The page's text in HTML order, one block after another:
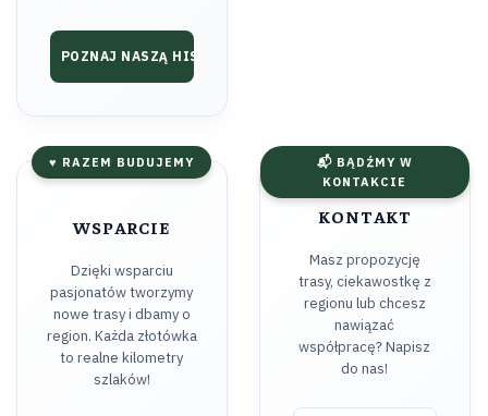
POZNAJ NASZĄ HISTORIĘ ➔
♥ RAZEM BUDUJEMY
WSPARCIE
Dzięki wsparciu
pasjonatów tworzymy
nowe trasy i dbamy o
region. Każda złotówka
to realne kilometry
szlaków!
📬 BĄDŹMY W
KONTAKCIE
KONTAKT
Masz propozycję
trasy, ciekawostkę z
regionu lub chcesz
nawiązać
współpracę? Napisz
do nas!